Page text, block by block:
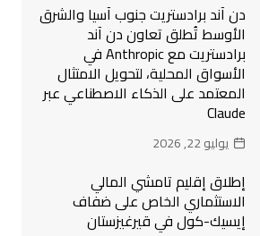
دن آند برادستريت جنوب آسيا والشرق
الأوسط تُطلق تعاون دن آند
برادستريت مع Anthropic في
الأسواق المحلية، لتحويل الامتثال
المعتمد على الذكاء الاصطناعي عبر
Claude
يوليو 22, 2026
إطلاق إقليم تامشي المالي
الاستثماري الخاص على ضفاف
إيسيك-كول في قيرغيزستان